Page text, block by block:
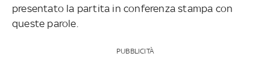
presentato la partita in conferenza stampa con
queste parole.
PUBBLICITÀ